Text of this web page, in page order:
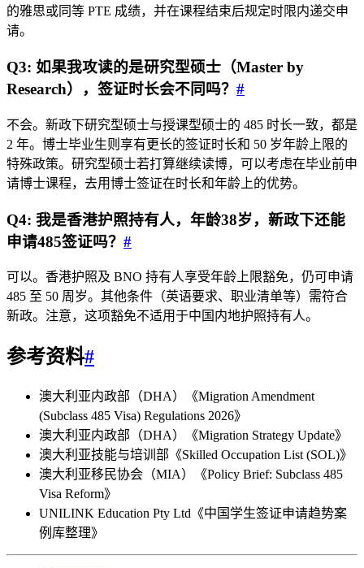
的雅思或同等 PTE 成绩，并在课程结束后规定时限内递交申
请。
Q3: 如果我攻读的是研究型硕士（Master by
Research），签证时长会不同吗？ #
不会。新政下研究型硕士与授课型硕士的 485 时长一致，都是
2 年。博士毕业生则享有更长的签证时长和 50 岁年龄上限的
特殊政策。研究型硕士若打算继续读博，可以考虑在毕业前申
请博士课程，去用博士签证在时长和年龄上的优势。
Q4: 我是香港护照持有人，年龄38岁，新政下还能
申请485签证吗？ #
可以。香港护照及 BNO 持有人享受年龄上限豁免，仍可申请
485 至 50 周岁。其他条件（英语要求、职业清单等）需符合
新政。注意，这项豁免不适用于中国内地护照持有人。
参考资料#
澳大利亚内政部（DHA）《Migration Amendment
(Subclass 485 Visa) Regulations 2026》
澳大利亚内政部（DHA）《Migration Strategy Update》
澳大利亚技能与培训部《Skilled Occupation List (SOL)》
澳大利亚移民协会（MIA）《Policy Brief: Subclass 485
Visa Reform》
UNILINK Education Pty Ltd《中国学生签证申请趋势案
例库整理》